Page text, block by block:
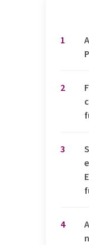
1
2
3
4